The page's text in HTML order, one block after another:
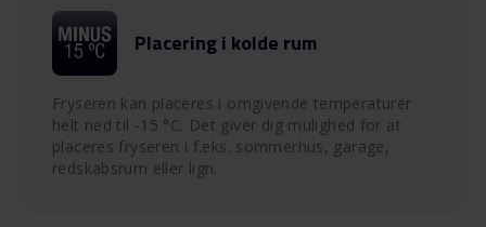
Placering i kolde rum
Fryseren kan placeres i omgivende temperaturer
helt ned til -15 °C. Det giver dig mulighed for at
placeres fryseren i f.eks. sommerhus, garage,
redskabsrum eller lign.